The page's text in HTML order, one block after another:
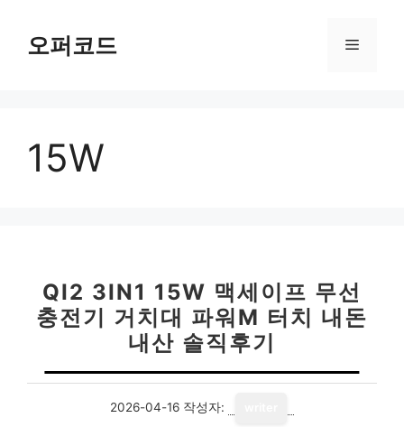
오퍼코드 메
15W
QI2 3IN1 15W 맥세이프 무선
충전기 거치대 파워M 터치 내돈
내산 솔직후기
2026-04-16 작성자: